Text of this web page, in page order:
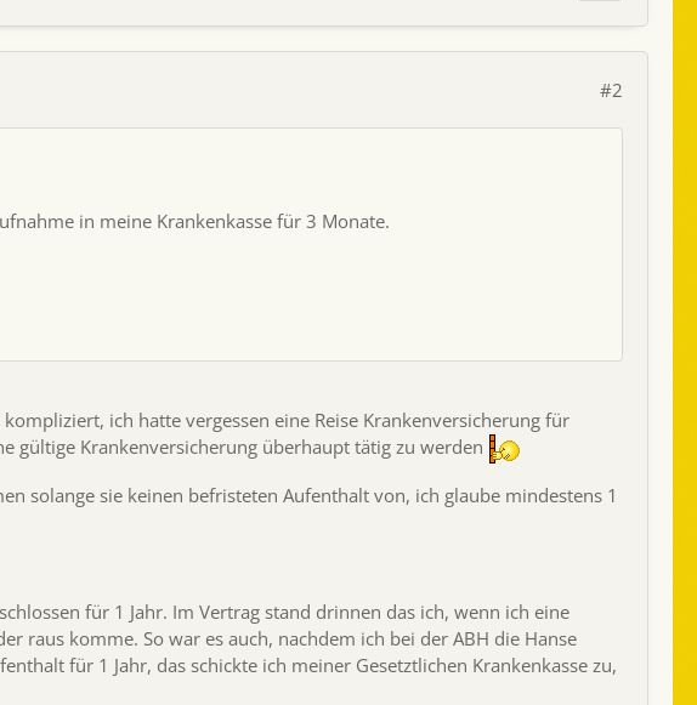
#2
in meine Krankenkasse für 3 Monate.
ich hatte vergessen eine Reise Krankenversicherung für
gültige Krankenversicherung überhaupt tätig zu werden
solange sie keinen befristeten Aufenthalt von, ich glaube mindestens 1
für 1 Jahr. Im Vertrag stand drinnen das ich, wenn ich eine
raus komme. So war es auch, nachdem ich bei der ABH die Hanse
für 1 Jahr, das schickte ich meiner Gesetztlichen Krankenkasse zu,